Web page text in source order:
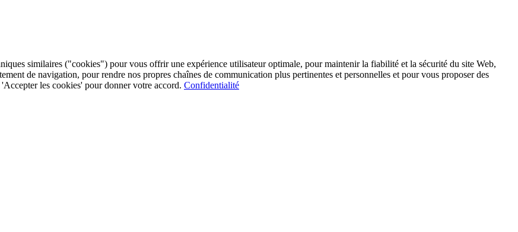
similaires ("cookies") pour vous offrir une expérience utilisateur optimale, pour maintenir la fiabilité et la sécurité du site Web,
de navigation, pour rendre nos propres chaînes de communication plus pertinentes et personnelles et pour vous proposer des
les cookies' pour donner votre accord. Confidentialité